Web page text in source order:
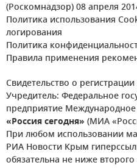
(Роскомнадзор) 08 апреля
Политика использования
логирования
Политика
Правила применения
Свидетельство о
Учредитель: Федеральное
предприятие
«Россия сегодня» (МИА
При любом использовании
РИА Новости Крым
обязательна не ниже второго